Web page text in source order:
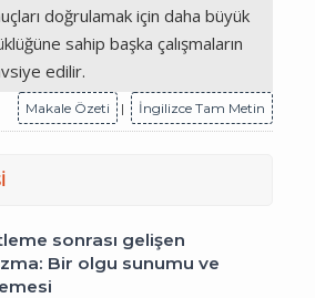
doğrulamak için daha büyük
sahip başka çalışmaların
edilir.
Makale Özeti | İngilizce Tam Metin
sonrası gelişen
Bir olgu sunumu ve